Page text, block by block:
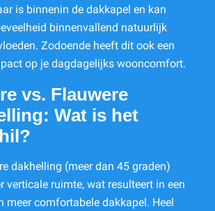
is binnenin de dakkapel en kan
binnenvallend natuurlijk
Zodoende heeft dit ook een
op je dagdagelijks wooncomfort.
vs. Flauwere
Wat is het
dakhelling (meer dan 45 graden)
verticale ruimte, wat resulteert in een
meer comfortabele dakkapel. Heel